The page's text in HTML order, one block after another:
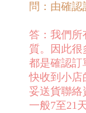
問：由確認
答：我們所
質。因此很
都是確認訂
快收到小店
妥送貨聯絡
一般7至21